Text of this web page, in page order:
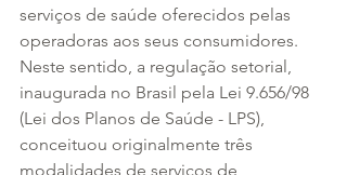
serviços de saúde oferecidos pelas
operadoras aos seus consumidores.
Neste sentido, a regulação setorial,
inaugurada no Brasil pela Lei 9.656/98
(Lei dos Planos de Saúde - LPS),
conceituou originalmente três
modalidades de serviços de